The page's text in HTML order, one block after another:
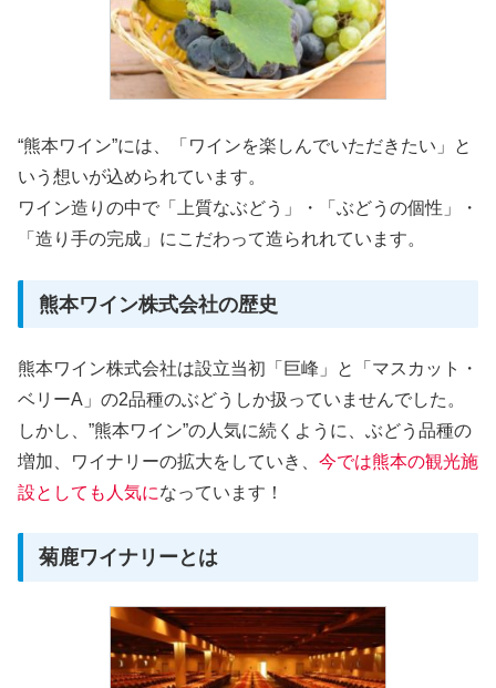
“熊本ワイン”には、「ワインを楽しんでいただきたい」と
いう想いが込められています。
ワイン造りの中で「上質なぶどう」・「ぶどうの個性」・
「造り手の完成」にこだわって造られれています。
熊本ワイン株式会社の歴史
熊本ワイン株式会社は設立当初「巨峰」と「マスカット・
ベリーA」の2品種のぶどうしか扱っていませんでした。
しかし、”熊本ワイン”の人気に続くように、ぶどう品種の
増加、ワイナリーの拡大をしていき、 今では熊本の観光施
設としても人気になっています！
菊鹿ワイナリーとは